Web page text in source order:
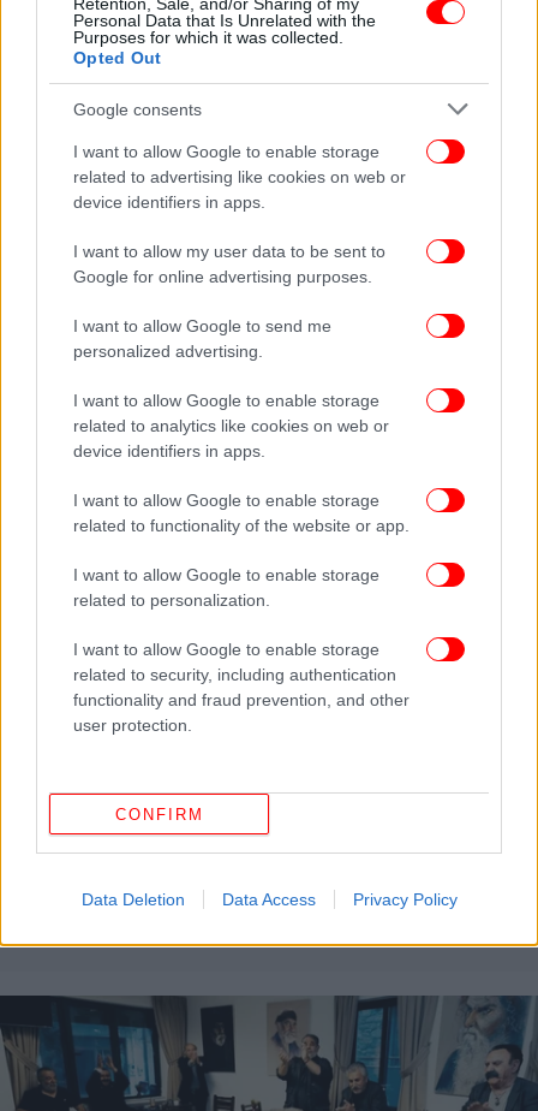
Personal Data that Is Unrelated with the
Purposes for which it was collected.
Opted Out
Google consents
I want to allow Google to enable storage
related to advertising like cookies on web or
device identifiers in apps.
I want to allow my user data to be sent to
Google for online advertising purposes.
I want to allow Google to send me
personalized advertising.
I want to allow Google to enable storage
related to analytics like cookies on web or
device identifiers in apps.
I want to allow Google to enable storage
related to functionality of the website or app.
I want to allow Google to enable storage
related to personalization.
I want to allow Google to enable storage
related to security, including authentication
functionality and fraud prevention, and other
user protection.
CONFIRM
Data Deletion Data Access Privacy Policy
αυριανός πρόεδρος του ΠΑΣΟΚ
ΠΟΛΙΤΙΣΜΟΣ 23/07/2024 21:49
Κρήτη: Ξεκινούν τα «Υακίνθεια» την Παρασκευή
26 Ιουλίου -Εκδηλώσεις θεσμός για τα Ανώγεια
ΕΛΛΑΔΑ 16/07/2024 17:52
Ανώγεια: Άγριος ξυλοδαρμός 16χρονου από
ανήλικους επειδή φορούσε βερμούδα και